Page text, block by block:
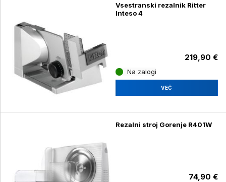
Vsestranski rezalnik Ritter
Inteso 4
219,90 €
Na zalogi
VEČ
Rezalni stroj Gorenje R401W
74,90 €